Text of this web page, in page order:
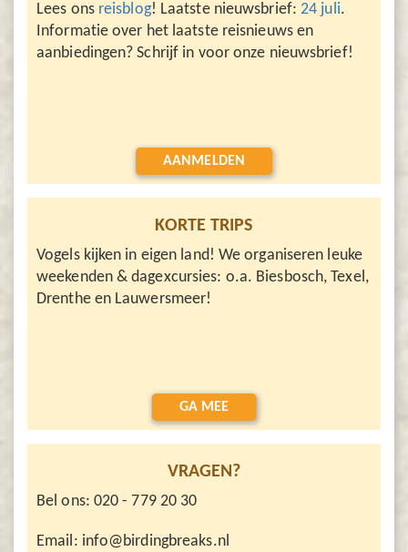
Lees ons reisblog! Laatste nieuwsbrief:24 juli.
Informatie over het laatste reisnieuws en
aanbiedingen? Schrijf in voor onze nieuwsbrief!
AANMELDEN
KORTE TRIPS
Vogels kijken in eigen land! We organiseren leuke
weekenden & dagexcursies: o.a. Biesbosch, Texel,
Drenthe en Lauwersmeer!
GA MEE
VRAGEN?
Bel ons: 020 - 779 20 30
Email: info@birdingbreaks.nl